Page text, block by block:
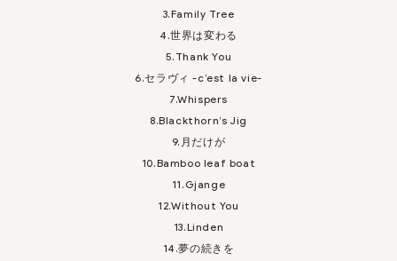
3.Family Tree
4.世界は変わる
5.Thank You
6.セラヴィ -c’est la vie-
7.Whispers
8.Blackthorn’s Jig
9.月だけが
10.Bamboo leaf boat
11.Gjange
12.Without You
13.Linden
14.夢の続きを